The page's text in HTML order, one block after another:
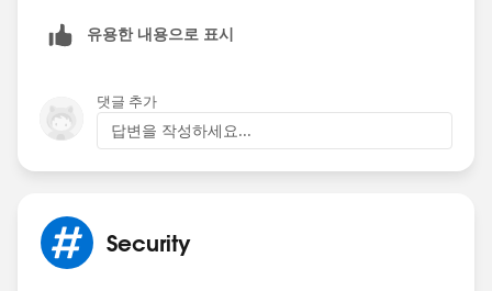
유용한 내용으로 표시
댓글 추가
답변을 작성하세요...
Security